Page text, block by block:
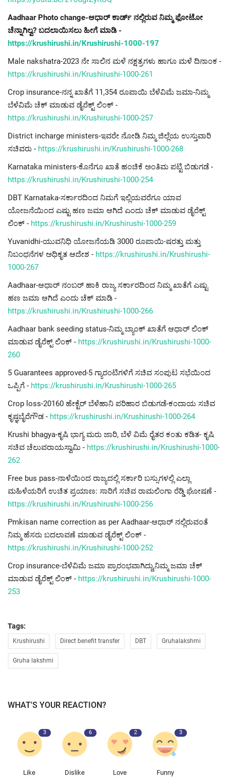
Aadhaar Photo change-ಆಧಾರ್ ಕಾರ್ಡ್ ನಲ್ಲಿರುವ ನಿಮ್ಮ ಫೋಟೋ
ಚೆನ್ನಾಗಿಲ್ವ? ಬದಲಾಯಿಸಲು ಹೀಗೆ ಮಾಡಿ -
https://krushirushi.in/Krushirushi-1000-197
Male nakshatra-2023 ನೇ ಸಾಲಿನ ಮಳೆ ನಕ್ಷತ್ರಗಳು ಹಾಗೂ ಮಳೆ ದಿನಾಂಕ -
https://krushirushi.in/Krushirushi-1000-261
Crop insurance-ನನ್ನ ಖಾತೆಗೆ 11,354 ರೂಪಾಯಿ ಬೆಳೆವಿಮೆ ಜಮಾ-ನಿಮ್ಮ
ಬೆಳೆವಿಮೆ ಚೆಕ್ ಮಾಡುವ ಡೈರೆಕ್ಟ್ ಲಿಂಕ್ -
https://krushirushi.in/Krushirushi-1000-257
District incharge ministers-ಇವರೇ ನೋಡಿ ನಿಮ್ಮ ಜಿಲ್ಲೆಯ ಉಸ್ತುವಾರಿ
ಸಚಿವರು - https://krushirushi.in/Krushirushi-1000-268
Karnataka ministers-ಕೊನೆಗೂ ಖಾತೆ ಹಂಚಿಕೆ ಅಂತಿಮ ಪಟ್ಟಿ ಬಿಡುಗಡೆ -
https://krushirushi.in/Krushirushi-1000-254
DBT Karnataka-ಸರ್ಕಾರದಿಂದ ನಿಮಗೆ ಇಲ್ಲಿಯವರೆಗೂ ಯಾವ
ಯೋಜನೆಯಿಂದ ಎಷ್ಟು ಹಣ ಜಮಾ ಆಗಿದೆ ಎಂದು ಚೆಕ್ ಮಾಡುವ ಡೈರೆಕ್ಟ್
ಲಿಂಕ್ - https://krushirushi.in/Krushirushi-1000-259
Yuvanidhi-ಯುವನಿಧಿ ಯೋಜನೆಯಡಿ 3000 ರೂಪಾಯಿ-ಷರತ್ತು ಮತ್ತು
ನಿಬಂಧನೆಗಳ ಅಧಿಕೃತ ಆದೇಶ - https://krushirushi.in/Krushirushi-
1000-267
Aadhaar-ಆಧಾರ್ ನಂಬರ್ ಹಾಕಿ ರಾಜ್ಯ ಸರ್ಕಾರದಿಂದ ನಿಮ್ಮ ಖಾತೆಗೆ ಎಷ್ಟು
ಹಣ ಜಮಾ ಆಗಿದೆ ಎಂದು ಚೆಕ್ ಮಾಡಿ -
https://krushirushi.in/Krushirushi-1000-266
Aadhaar bank seeding status-ನಿಮ್ಮ ಬ್ಯಾಂಕ್ ಖಾತೆಗೆ ಆಧಾರ್ ಲಿಂಕ್
ಮಾಡುವ ಡೈರೆಕ್ಟ್ ಲಿಂಕ್ - https://krushirushi.in/Krushirushi-1000-
260
5 Guarantees approved-5 ಗ್ಯಾರಂಟಿಗಳಿಗೆ ಸಚಿವ ಸಂಪುಟ ಸಭೆಯಿಂದ
ಒಪ್ಪಿಗೆ - https://krushirushi.in/Krushirushi-1000-265
Crop loss-20160 ಹೇಕ್ಟೆರ್ ಬೆಳೆಹಾನಿ ಪರಿಹಾರ ಬಿಡುಗಡೆ-ಕಂದಾಯ ಸಚಿವ
ಕೃಷ್ಞಬೈರೆಗೌಡ - https://krushirushi.in/Krushirushi-1000-264
Krushi bhagya-ಕೃಷಿ ಭಾಗ್ಯ ಮರು ಜಾರಿ, ಬೆಳೆ ವಿಮೆ ರೈತರ ಕಂತು ಕಡಿತ- ಕೃಷಿ
ಸಚಿವ ಚೆಲುವರಾಯಸ್ವಾಮಿ - https://krushirushi.in/Krushirushi-1000-
262
Free bus pass-ನಾಳೆಯಿಂದ ರಾಜ್ಯದಲ್ಲಿ ಸರ್ಕಾರಿ ಬಸ್ಸುಗಳಲ್ಲಿ ಎಲ್ಲಾ
ಮಹಿಳೆಯರಿಗೆ ಉಚಿತ ಪ್ರಯಾಣ: ಸಾರಿಗೆ ಸಚಿವ ರಾಮಲಿಂಗಾ ರೆಡ್ಡಿ ಘೋಷಣೆ -
https://krushirushi.in/Krushirushi-1000-256
Pmkisan name correction as per Aadhaar-ಆಧಾರ್ ನಲ್ಲಿರುವಂತೆ
ನಿಮ್ಮ ಹೆಸರು ಬದಲಾವಣೆ ಮಾಡುವ ಡೈರೆಕ್ಟ್ ಲಿಂಕ್ -
https://krushirushi.in/Krushirushi-1000-252
Crop insurance-ಬೆಳೆವಿಮೆ ಜಮಾ ಪ್ರಾರಂಭವಾಗಿದ್ದು,ನಿಮ್ಮ ಜಮಾ ಚೆಕ್
ಮಾಡುವ ಡೈರೆಕ್ಟ್ ಲಿಂಕ್ - https://krushirushi.in/Krushirushi-1000-
253
Tags:
Krushirushi Direct benefit transfer DBT Gruhalakshmi
Gruha lakshmi
WHAT'S YOUR REACTION?
3
Like
6
Dislike
2
Love
3
Funny